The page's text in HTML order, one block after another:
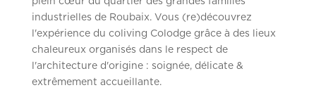
industrielles de Roubaix. Vous (re)découvrez
l'expérience du coliving Colodge grâce à des lieux
chaleureux organisés dans le respect de
l'architecture d'origine : soignée, délicate &
extrêmement accueillante.